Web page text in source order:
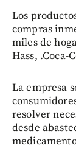
Los
compras
miles de
Hass, .Coca-
La empresa
resolver
desde